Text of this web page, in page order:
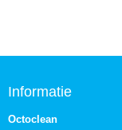
Informatie
Octoclean